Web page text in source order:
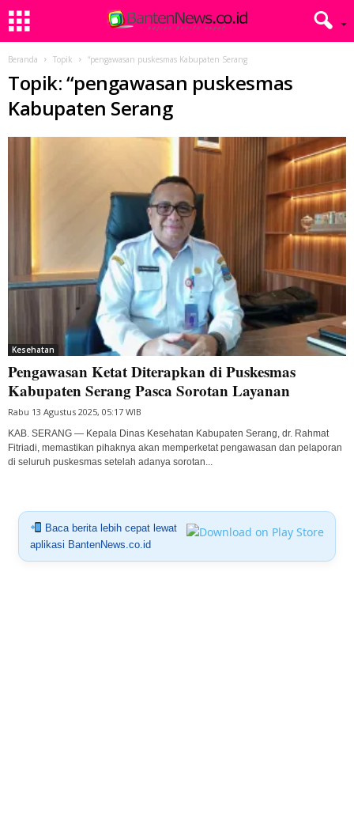
Beranda Topik “pengawasan puskesmas Kabupaten Serang
Topik: “pengawasan puskesmas
Kabupaten Serang
Kesehatan
Pengawasan Ketat Diterapkan di Puskesmas
Kabupaten Serang Pasca Sorotan Layanan
Rabu 13 Agustus 2025, 05:17 WIB
KAB. SERANG — Kepala Dinas Kesehatan Kabupaten Serang, dr. Rahmat
Fitriadi, memastikan pihaknya akan memperketat pengawasan dan pelaporan
di seluruh puskesmas setelah adanya sorotan...
Baca berita lebih cepat lewat
aplikasi BantenNews.co.id